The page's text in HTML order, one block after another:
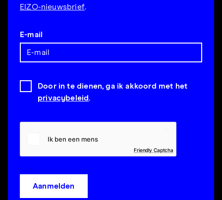
EIZO-nieuwsbrief.
E-mail
Door in te dienen, ga ik akkoord met het
privacybeleid.
Friendly Captcha
Aanmelden